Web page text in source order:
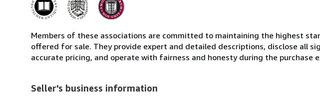
Members of these associations are committed to maintaining the highest
offered for sale. They provide expert and detailed descriptions, disclose all
accurate pricing, and operate with fairness and honesty during the purchase
Seller's business information